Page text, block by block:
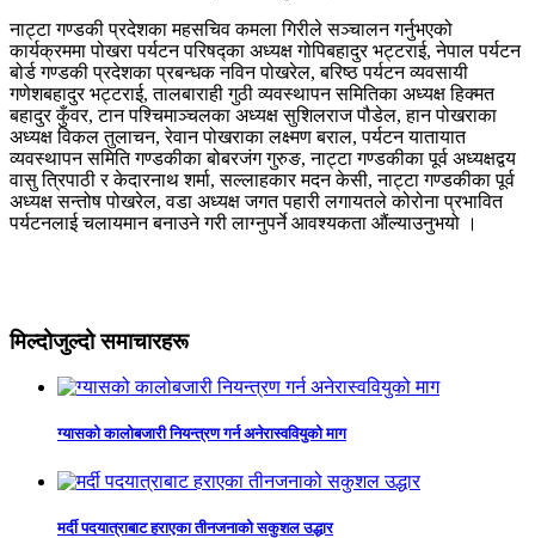
नाट्टा गण्डकी प्रदेशका महसचिव कमला गिरीले सञ्चालन गर्नुभएको
कार्यक्रममा पोखरा पर्यटन परिषद्का अध्यक्ष गोपिबहादुर भट्टराई, नेपाल पर्यटन
बोर्ड गण्डकी प्रदेशका प्रबन्धक नविन पोखरेल, बरिष्ठ पर्यटन व्यवसायी
गणेशबहादुर भट्टराई, तालबाराही गुठी व्यवस्थापन समितिका अध्यक्ष हिक्मत
बहादुर कुँवर, टान पश्चिमाञ्चलका अध्यक्ष सुशिलराज पौडेल, हान पोखराका
अध्यक्ष विकल तुलाचन, रेवान पोखराका लक्ष्मण बराल, पर्यटन यातायात
व्यवस्थापन समिति गण्डकीका बोबरजंग गुरुङ, नाट्टा गण्डकीका पूर्व अध्यक्षद्वय
वासु त्रिपाठी र केदारनाथ शर्मा, सल्लाहकार मदन केसी, नाट्टा गण्डकीका पूर्व
अध्यक्ष सन्तोष पोखरेल, वडा अध्यक्ष जगत पहारी लगायतले कोरोना प्रभावित
पर्यटनलाई चलायमान बनाउने गरी लाग्नुपर्ने आवश्यकता औंल्याउनुभयो ।
मिल्दोजुल्दो समाचारहरू
ग्यासको कालोबजारी नियन्त्रण गर्न अनेरास्ववियुको माग
मर्दी पदयात्राबाट हराएका तीनजनाको सकुशल उद्धार